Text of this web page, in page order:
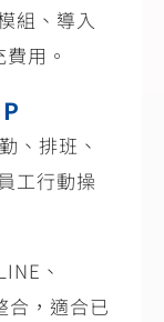
組、導入
用。
、排班、
工行動操
、
，適合已